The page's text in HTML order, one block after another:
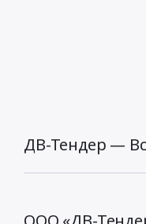
ДВ-Тендер —